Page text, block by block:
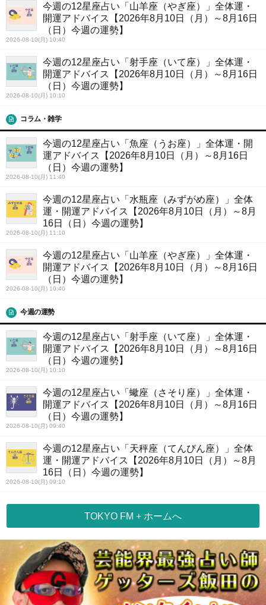
今週の12星座占い「山羊座（やぎ座）」全体運・
開運アドバイス【2026年8月10日（月）～8月16日
（日）今週の運勢】
2026-08-10(月) 10:40
今週の12星座占い「射手座（いて座）」全体運・
開運アドバイス【2026年8月10日（月）～8月16日
（日）今週の運勢】
2026-08-10(月) 10:10
コラム・雑学
今週の12星座占い「魚座（うお座）」全体運・開
運アドバイス【2026年8月10日（月）～8月16日
（日）今週の運勢】
2026-08-10(月) 11:40
今週の12星座占い「水瓶座（みずがめ座）」全体
運・開運アドバイス【2026年8月10日（月）～8月
16日（日）今週の運勢】
2026-08-10(月) 11:10
今週の12星座占い「山羊座（やぎ座）」全体運・
開運アドバイス【2026年8月10日（月）～8月16日
（日）今週の運勢】
2026-08-10(月) 10:40
今週の運勢
今週の12星座占い「射手座（いて座）」全体運・
開運アドバイス【2026年8月10日（月）～8月16日
（日）今週の運勢】
2026-08-10(月) 10:10
今週の12星座占い「蠍座（さそり座）」全体運・
開運アドバイス【2026年8月10日（月）～8月16日
（日）今週の運勢】
2026-08-10(月) 09:40
今週の12星座占い「天秤座（てんびん座）」全体
運・開運アドバイス【2026年8月10日（月）～8月
16日（日）今週の運勢】
2026-08-10(月) 09:10
TOKYO FM + ホームへ